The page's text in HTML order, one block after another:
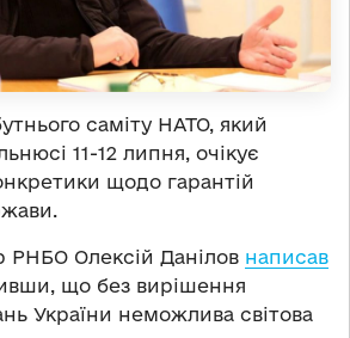
саміту НАТО, який
11-12 липня, очікує
щодо гарантій
РНБО Олексій Данілов написав
що без вирішення
України неможлива світова